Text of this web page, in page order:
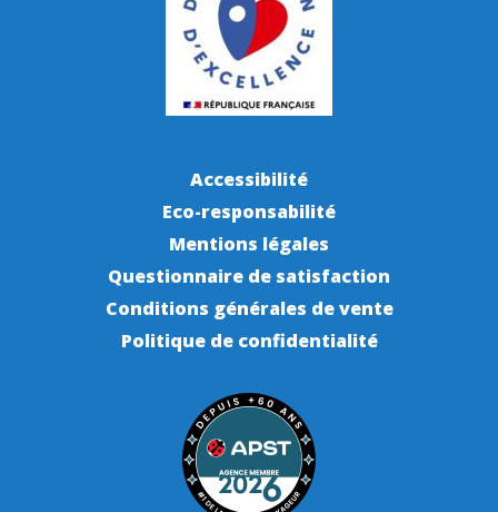
Accessibilité
Eco-responsabilité
Mentions légales
Questionnaire de satisfaction
Conditions générales de vente
Politique de confidentialité